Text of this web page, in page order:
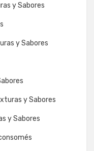
y Sabores
y Sabores
y Sabores
y Sabores